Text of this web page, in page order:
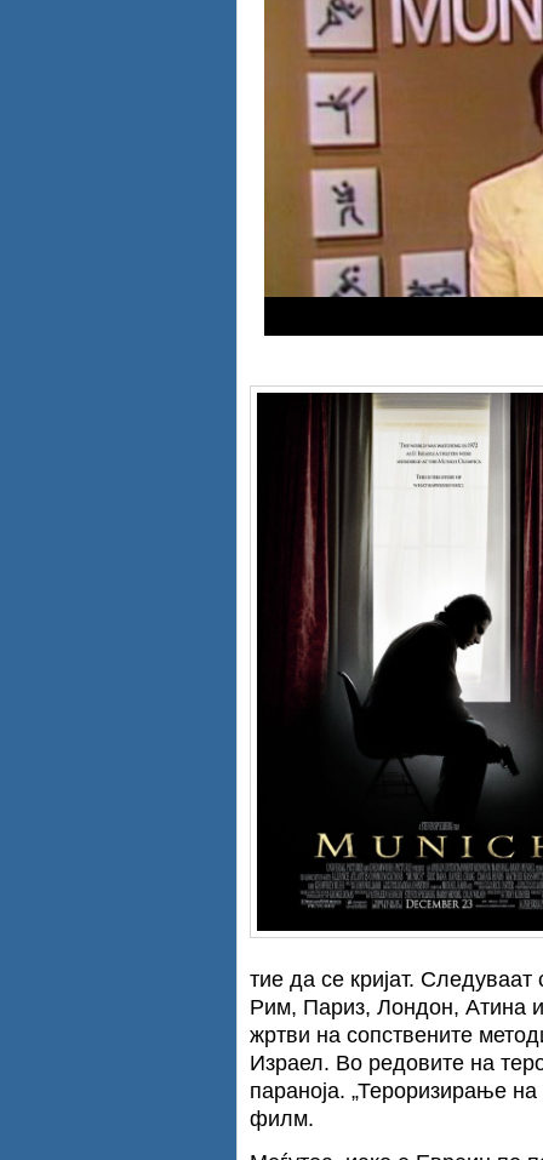
тие да се кријат. Следуваат
Рим, Париз, Лондон, Атина и
жртви на сопствените
Израел. Во редовите на
параноја. „Тероризирање на
филм.